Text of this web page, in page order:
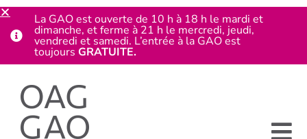
La GAO est ouverte de 10 h à 18 h le mardi et
dimanche, et ferme à 21 h le mercredi, jeudi,
vendredi et samedi. L’entrée à la GAO est
toujours GRATUITE.